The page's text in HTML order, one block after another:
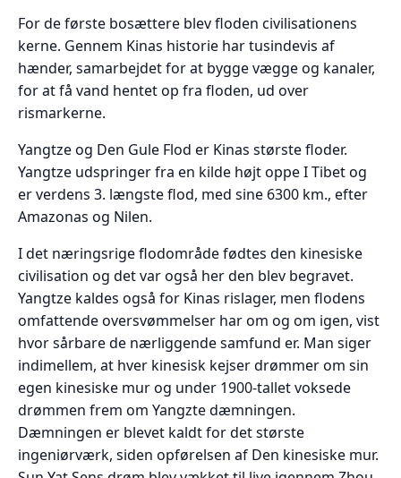
For de første bosættere blev floden civilisationens
kerne. Gennem Kinas historie har tusindevis af
hænder, samarbejdet for at bygge vægge og kanaler,
for at få vand hentet op fra floden, ud over
rismarkerne.
Yangtze og Den Gule Flod er Kinas største floder.
Yangtze udspringer fra en kilde højt oppe I Tibet og
er verdens 3. længste flod, med sine 6300 km., efter
Amazonas og Nilen.
I det næringsrige flodområde fødtes den kinesiske
civilisation og det var også her den blev begravet.
Yangtze kaldes også for Kinas rislager, men flodens
omfattende oversvømmelser har om og om igen, vist
hvor sårbare de nærliggende samfund er. Man siger
indimellem, at hver kinesisk kejser drømmer om sin
egen kinesiske mur og under 1900-tallet voksede
drømmen frem om Yangzte dæmningen.
Dæmningen er blevet kaldt for det største
ingeniørværk, siden opførelsen af Den kinesiske mur.